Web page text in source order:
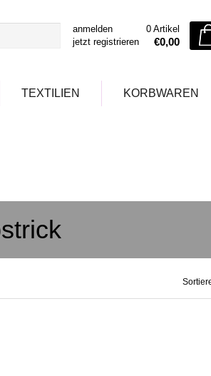
anmelden
jetzt registrieren
0 Artikel
€0,00
TEXTILIEN KORBWAREN